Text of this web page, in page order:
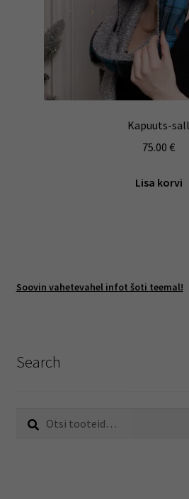
Kapuuts-sall
75.00 €
Lisa korvi
Soovin vahetevahel infot šoti teemal!
Search